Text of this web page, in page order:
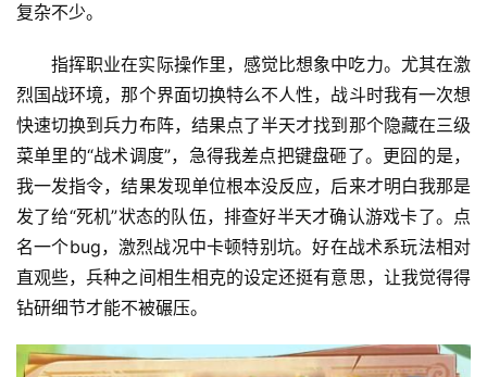
复杂不少。
指挥职业在实际操作里，感觉比想象中吃力。尤其在激
烈国战环境，那个界面切换特么不人性，战斗时我有一次想
快速切换到兵力布阵，结果点了半天才找到那个隐藏在三级
菜单里的“战术调度”，急得我差点把键盘砸了。更囧的是，
我一发指令，结果发现单位根本没反应，后来才明白我那是
发了给“死机”状态的队伍，排查好半天才确认游戏卡了。点
名一个bug，激烈战况中卡顿特别坑。好在战术系玩法相对
直观些，兵种之间相生相克的设定还挺有意思，让我觉得得
钻研细节才能不被碾压。